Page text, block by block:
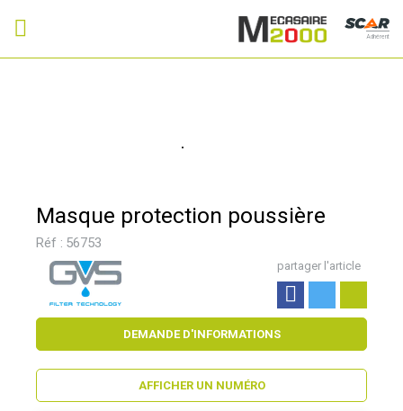
Adhérent
Masque protection poussière
Réf : 56753
partager l'article
DEMANDE D'INFORMATIONS
AFFICHER UN NUMÉRO